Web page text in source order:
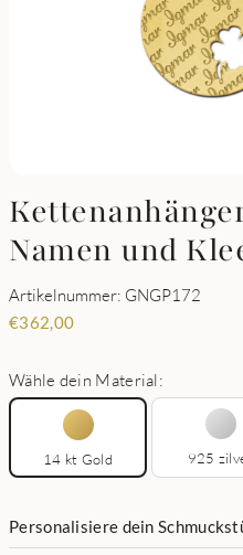
Namen und
Artikelnummer: GNGP172
€362,00
Wähle dein Material:
14 kt Gold 925
Personalisiere dein